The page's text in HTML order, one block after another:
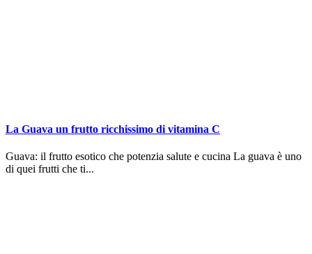
La Guava un frutto ricchissimo di vitamina C
Guava: il frutto esotico che potenzia salute e cucina La guava è uno
di quei frutti che ti...